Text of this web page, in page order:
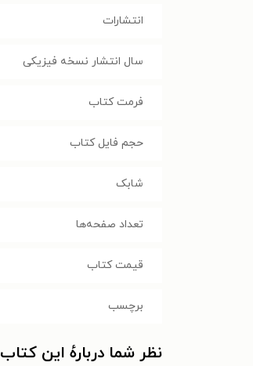
انتشارات
سال انتشار نسخه فیزیکی
فرمت کتاب
حجم فایل کتاب
شابک
تعداد صفحه‌ها
قیمت کتاب
برچسب
نظر شما دربارهٔ این کتاب